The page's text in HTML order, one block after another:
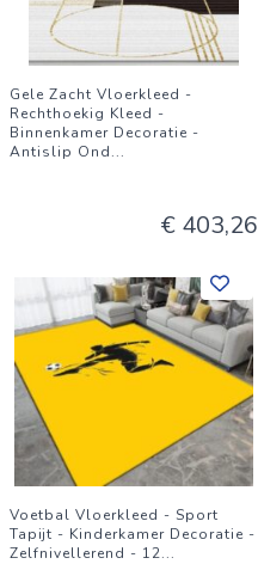
Gele Zacht Vloerkleed -
Rechthoekig Kleed -
Binnenkamer Decoratie -
Antislip Ond...
€ 403,26
Voetbal Vloerkleed - Sport
Tapijt - Kinderkamer Decoratie -
Zelfnivellerend - 12...